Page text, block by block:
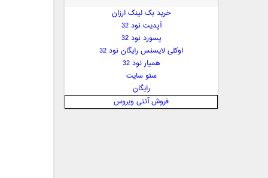
بهنام صفوی
پارسا چیلیک
خرید بک لینک ارزان
آپدیت نود 32
پسورد نود 32
اوکلی لایسنس رایگان نود 32
همیار نود 32
سئو سایت
رایگان
فروش آنتی ویروس